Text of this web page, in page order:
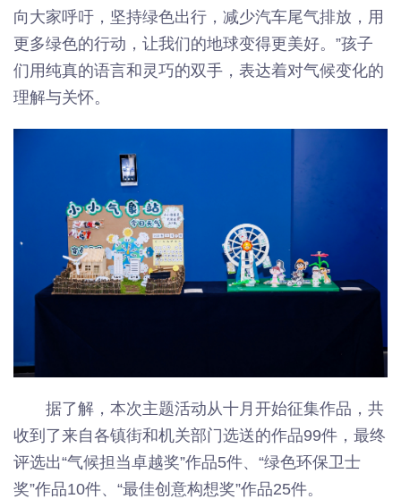
向大家呼吁，坚持绿色出行，减少汽车尾气排放，用
更多绿色的行动，让我们的地球变得更美好。”孩子
们用纯真的语言和灵巧的双手，表达着对气候变化的
理解与关怀。
据了解，本次主题活动从十月开始征集作品，共
收到了来自各镇街和机关部门选送的作品99件，最终
评选出“气候担当卓越奖”作品5件、“绿色环保卫士
奖”作品10件、“最佳创意构想奖”作品25件。